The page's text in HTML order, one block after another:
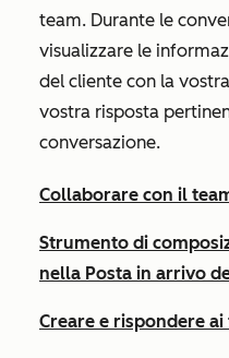
team. Durante le
visualizzare le
del cliente con la
vostra risposta
conversazione.
Collaborare con il
Strumento di
nella Posta in arrivo
Creare e rispondere